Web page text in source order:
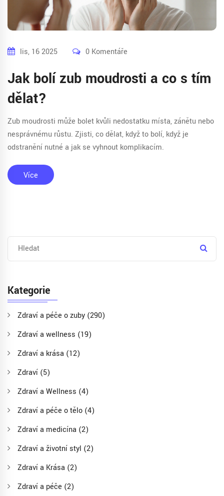
lis, 16 2025 0 Komentáře
Jak bolí zub moudrosti a co s tím
dělat?
Zub moudrosti může bolet kvůli nedostatku místa, zánětu nebo
nesprávnému růstu. Zjisti, co dělat, když to bolí, když je
odstranění nutné a jak se vyhnout komplikacím.
Více
Kategorie
Zdraví a péče o zuby (290)
Zdraví a wellness (19)
Zdraví a krása (12)
Zdraví (5)
Zdraví a Wellness (4)
Zdraví a péče o tělo (4)
Zdraví a medicína (2)
Zdraví a životní styl (2)
Zdraví a Krása (2)
Zdraví a péče (2)